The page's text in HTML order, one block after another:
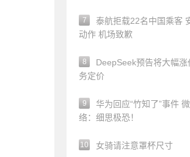
7
泰航拒载22名中国乘客
动作 机场致歉
8
DeepSeek预告将大幅
务定价
9
华为回应“竹知了”事件
络：细思极恐！
10 女骑请注意罩杯尺寸